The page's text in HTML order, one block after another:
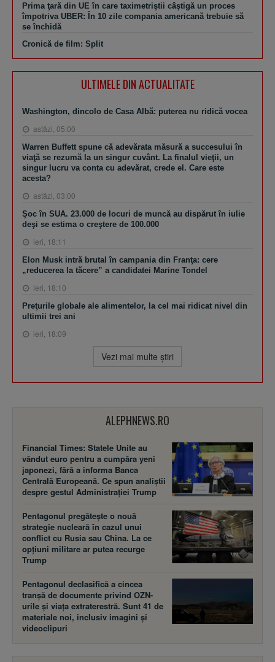
Prima ţară din UE în care taximetriştii câştigă un proces
împotriva UBER: În 10 zile compania americană trebuie să
se închidă
Cronică de film: Split
ULTIMELE DIN ACTUALITATE
Washington, dincolo de Casa Albă: puterea nu ridică vocea
astăzi, 05:00
Warren Buffett spune că adevărata măsură a succesului în
viaţă se rezumă la un singur cuvânt. La finalul vieţii, un
singur lucru va conta cu adevărat, crede el. Care este
acesta?
astăzi, 03:00
Şoc în SUA. 23.000 de locuri de muncă au dispărut în iulie
deşi se estima o creştere de 100.000
ieri, 18:11
Elon Musk intră brutal în campania din Franţa: cere
„reducerea la tăcere” a candidatei Marine Tondel
ieri, 18:10
Preţurile globale ale alimentelor, la cel mai ridicat nivel din
ultimii trei ani
ieri, 18:09
Vezi mai multe ştiri
ALEPHNEWS.RO
Financial Times: Statele Unite au
vândut euro pentru a cumpăra yeni
japonezi, fără a informa Banca
Centrală Europeană. Ce spun analiștii
despre gestul Administrației Trump
Pentagonul pregătește o nouă
strategie nucleară în cazul unui
conflict cu Rusia sau China. La ce
opțiuni militare ar putea recurge
Trump
Pentagonul declasifică a cincea
tranșă de documente privind OZN-
urile și viața extraterestră. Sunt 41 de
materiale noi, inclusiv imagini și
videoclipuri